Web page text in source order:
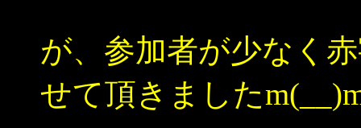
が、参加者が少なく
せて頂きました